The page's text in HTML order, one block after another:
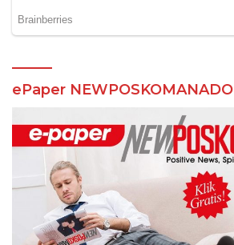
ePaper NEWPOSKOMANADO